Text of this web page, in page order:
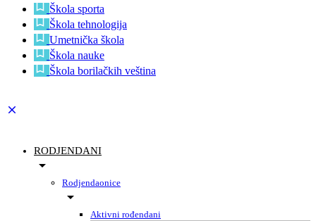
Škola sporta
Škola tehnologija
Umetnička škola
Škola nauke
Škola borilačkih veština
RODJENDANI
Rodjendaonice
Aktivni rođendani